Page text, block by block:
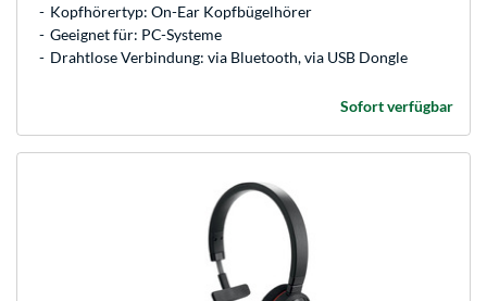
Kopfhörertyp: On-Ear Kopfbügelhörer
Geeignet für: PC-Systeme
Drahtlose Verbindung: via Bluetooth, via USB Dongle
Sofort verfügbar